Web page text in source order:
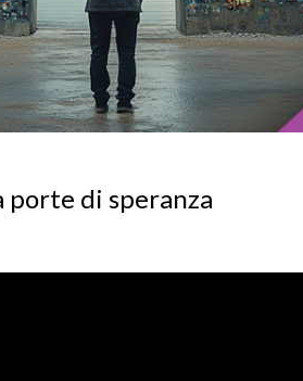
porte di speranza